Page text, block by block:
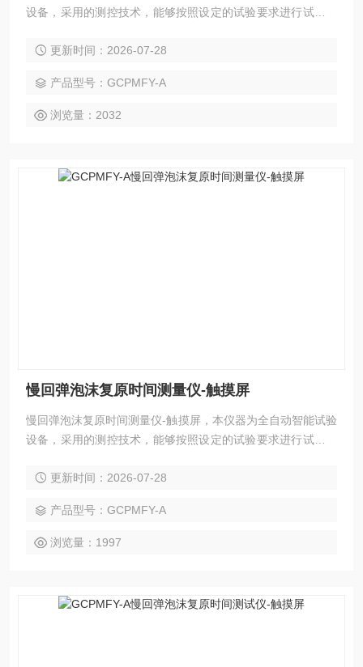
设备，采用的测控技术，能够按照设定的试验要求进行试验。
国测定慢回弹泡沫复原时间测定厂家的设备。
更新时间：2026-07-28
产品型号：GCPMFY-A
浏览量：2032
慢回弹泡沫复原时间测量仪-触摸屏
慢回弹泡沫复原时间测量仪-触摸屏，本仪器为全自动智能试验
设备，采用的测控技术，能够按照设定的试验要求进行试验。
国测定慢回弹泡沫复原时间测定厂家的设备。
更新时间：2026-07-28
产品型号：GCPMFY-A
浏览量：1997